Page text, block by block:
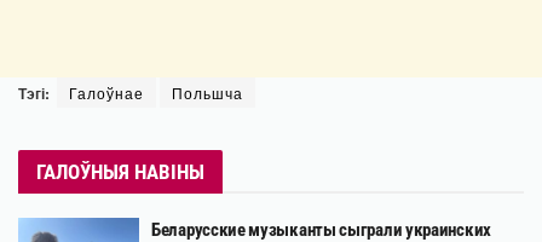
Тэгі: Галоўнае Польшча
ГАЛОЎНЫЯ НАВІНЫ
Беларусские музыканты сыграли украинских